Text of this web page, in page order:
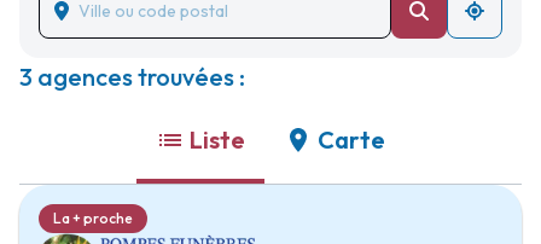
3 agences trouvées :
Liste Carte
La + proche